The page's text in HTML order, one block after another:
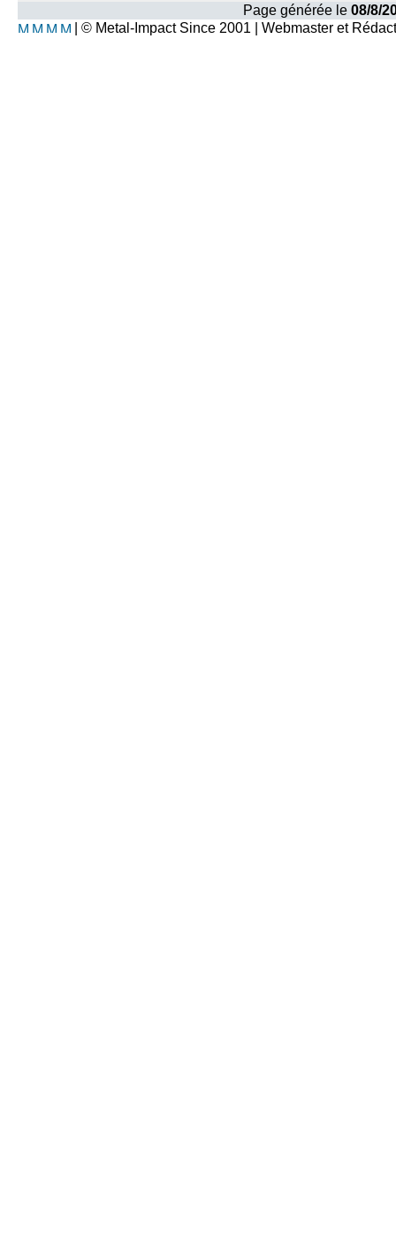
Page générée le 08/8/
| © Metal-Impact Since 2001 | Webmaster et